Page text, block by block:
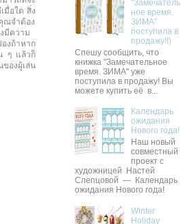
มื่อใด สิ่ง
ณจำต้อง
มีความ
งถ้าหาก
ๆ แล้วก็
องผู้เล่น
"Замечатель
ное время.
ЗИМА"
поступила в
продажу!!)
Спешу сообщить, что
книжка "Замечательное
время. ЗИМА" уже
поступила в продажу! Вы
можете купить её в...
Календарь
ожидания
Нового года!
Наш новый
совместный
проект с
художницей Настей
Слепцовой — Календарь
ожидания Нового года!
Winter
Holiday